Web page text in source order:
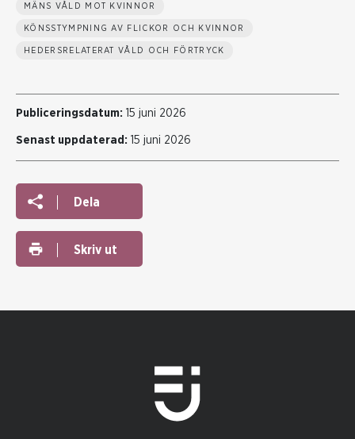
MÄNS VÅLD MOT KVINNOR
KÖNSSTYMPNING AV FLICKOR OCH KVINNOR
HEDERSRELATERAT VÅLD OCH FÖRTRYCK
Publiceringsdatum: 15 juni 2026
Senast uppdaterad: 15 juni 2026
Dela
Skriv ut